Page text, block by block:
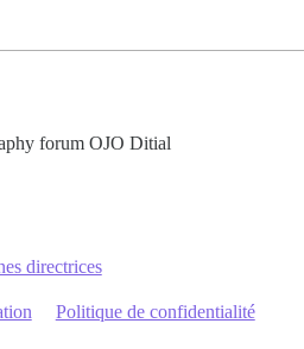
forum OJO Ditial
directrices
Politique de confidentialité